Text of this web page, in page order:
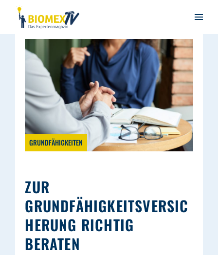
GRUNDFÄHIGKEITEN
ZUR
GRUNDFÄHIGKEITSVERSIC
HERUNG RICHTIG
BERATEN